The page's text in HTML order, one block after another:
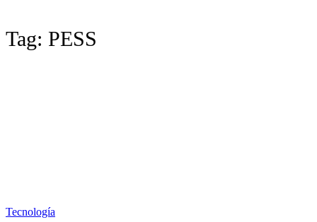
Tag: PESS
Tecnología